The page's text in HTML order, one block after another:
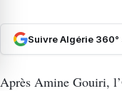
Suivre Algérie
Après Amine Gouiri,